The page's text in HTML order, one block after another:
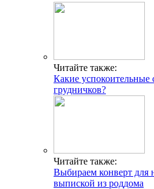
Читайте также:
Какие успокоительные
грудничков?
Читайте также:
Выбираем конверт для
выпиской из роддома